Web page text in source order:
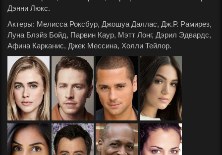
Дэнни Люкс.
Актеры: Мелисса Роксбур, Джошуа Даллас, Дж.Р. Рамирез,
Луна Блэйз Бойд, Парвин Каур, Мэтт Лонг, Дэрил Эдвардс,
Афина Карканис, Джек Мессина, Холли Тейлор.